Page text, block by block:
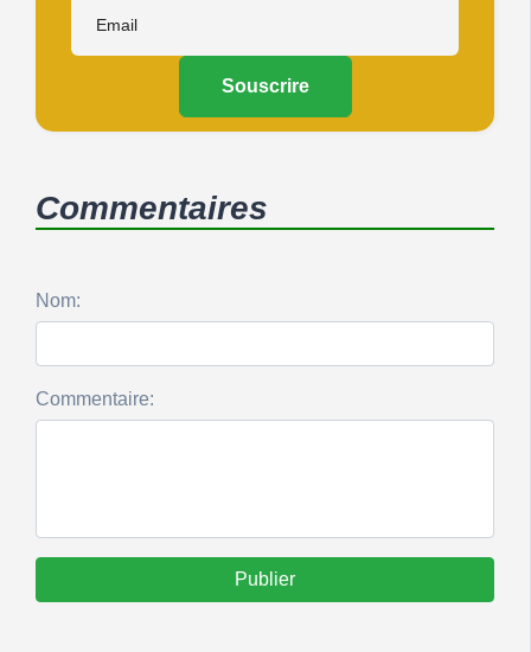
Souscrire
Commentaires
Nom:
Commentaire:
Publier